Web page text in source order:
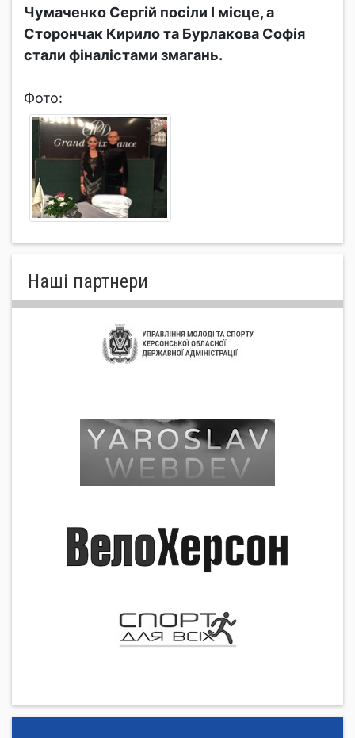
Чумаченко Сергій посіли І місце, а
Сторончак Кирило та Бурлакова Софія
стали фіналістами змагань.
Фото:
Нашi партнери